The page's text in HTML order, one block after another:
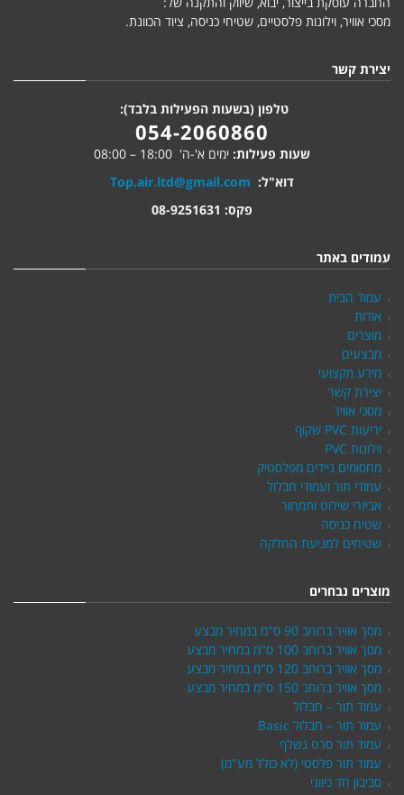
מסכי אוויר, וילונות פלסטיים, שטיחי כניסה, ציוד הכוונת.
יצירת קשר
טלפון (בשעות הפעילות בלבד):
054-2060860
שעות פעילות: ימים א'-ה' 18:00 – 08:00
דוא"ל: Top.air.ltd@gmail.com
פקס: 08-9251631
עמודים באתר
עמוד הבית
אודות
מוצרים
מבצעים
מידע מקצועי
יצירת קשר
מסכי אוויר
יריעות PVC שקוף
וילונות PVC
מחסומים ניידים מפלסטיק
עמודי תור ועמודי חבלול
אביזרי שילוט ותמחור
שטיח כניסה
שטיחים למניעת החלקה
מוצרים נבחרים
מסך אוויר ברוחב 90 ס"מ במחיר מבצע
מסך אוויר ברוחב 100 ס"מ במחיר מבצע
מסך אוויר ברוחב 120 ס"מ במחיר מבצע
מסך אוויר ברוחב 150 ס"מ במחיר מבצע
עמוד תור – חבלול
עמוד תור – חבלול Basic
עמוד תור סרט נשלף
עמוד תור פלסטי (לא כולל מע"מ)
סביבון חד כיווני